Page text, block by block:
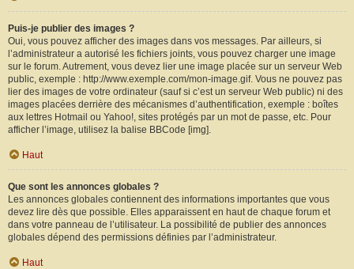
Puis-je publier des images ?
Oui, vous pouvez afficher des images dans vos messages. Par ailleurs, si
l’administrateur a autorisé les fichiers joints, vous pouvez charger une image
sur le forum. Autrement, vous devez lier une image placée sur un serveur Web
public, exemple : http://www.exemple.com/mon-image.gif. Vous ne pouvez pas
lier des images de votre ordinateur (sauf si c’est un serveur Web public) ni des
images placées derrière des mécanismes d’authentification, exemple : boîtes
aux lettres Hotmail ou Yahoo!, sites protégés par un mot de passe, etc. Pour
afficher l’image, utilisez la balise BBCode [img].
Haut
Que sont les annonces globales ?
Les annonces globales contiennent des informations importantes que vous
devez lire dès que possible. Elles apparaissent en haut de chaque forum et
dans votre panneau de l’utilisateur. La possibilité de publier des annonces
globales dépend des permissions définies par l’administrateur.
Haut